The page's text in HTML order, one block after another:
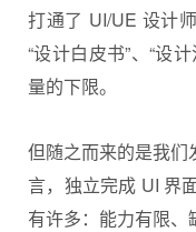
打通了 UI/UE 设计
“设计白皮书”、“设
量的下限。
但随之而来的是我
言，独立完成 UI 界
有许多：能力有限、